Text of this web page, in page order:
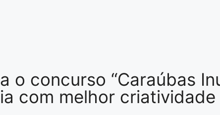
o concurso “Caraúbas
com melhor criatividade